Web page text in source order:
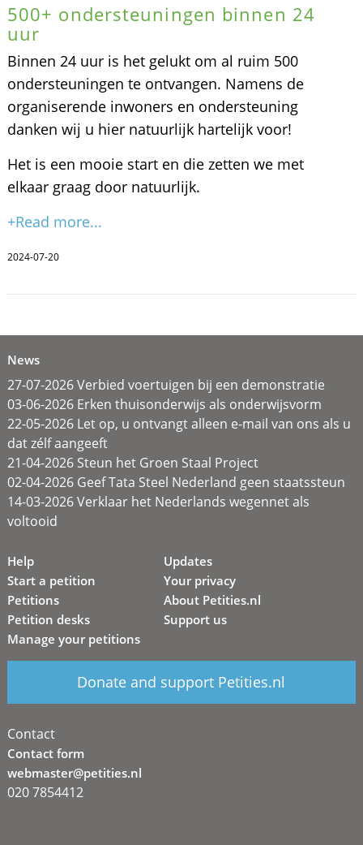
500+ ondersteuningen binnen 24
uur
Binnen 24 uur is het gelukt om al ruim 500
ondersteuningen te ontvangen. Namens de
organiserende inwoners en ondersteuning
danken wij u hier natuurlijk hartelijk voor!
Het is een mooie start en die zetten we met
elkaar graag door natuurlijk.
+Read more...
2024-07-20
News
27-07-2026 Verbied voertuigen bij een demonstratie
03-06-2026 Erken thuisonderwijs als onderwijsvorm
22-05-2026 Let op, u ontvangt alleen e-mail van ons als u
dat zélf aangeeft
21-04-2026 Steun het Groen Staal Project
02-04-2026 Geef Tata Steel Nederland geen staatssteun
14-03-2026 Verklaar het Nederlands wegennet als
voltooid
Help
Start a petition
Petitions
Petition desks
Manage your petitions
Updates
Your privacy
About Petities.nl
Support us
Donate and support Petities.nl
Contact
Contact form
webmaster@petities.nl
020 7854412